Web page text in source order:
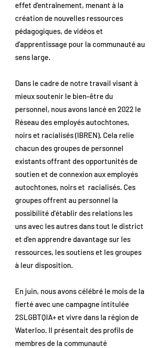
effet d'entraînement, menant à la
création de nouvelles ressources
pédagogiques, de vidéos et
d'apprentissage pour la communauté au
sens large.
Dans le cadre de notre travail visant à
mieux soutenir le bien-être du
personnel, nous avons lancé en 2022 le
Réseau des employés autochtones,
noirs et racialisés (IBREN). Cela relie
chacun des groupes de personnel
existants offrant des opportunités de
soutien et de connexion aux employés
autochtones, noirs et racialisés. Ces
groupes offrent au personnel la
possibilité d'établir des relations les
uns avec les autres dans tout le district
et d'en apprendre davantage sur les
ressources, les soutiens et les groupes
à leur disposition.
En juin, nous avons célébré le mois de la
fierté avec une campagne intitulée
2SLGBTQIA+ et vivre dans la région de
Waterloo. Il présentait des profils de
membres de la communauté